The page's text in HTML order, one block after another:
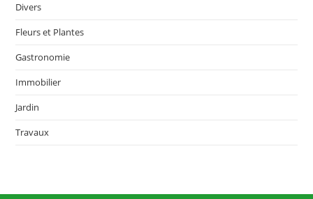
Divers
Fleurs et Plantes
Gastronomie
Immobilier
Jardin
Travaux